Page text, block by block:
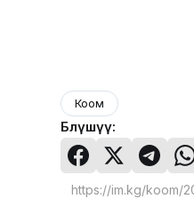
Коом
Бөлүшүү: